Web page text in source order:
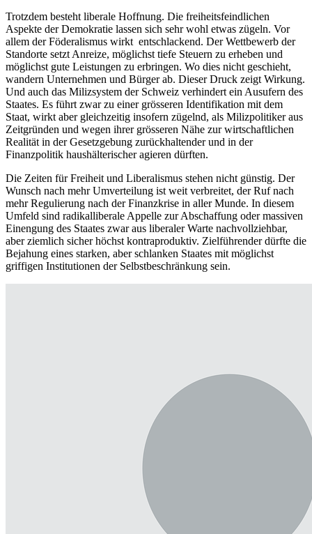
Trotzdem besteht liberale Hoffnung. Die freiheitsfeindlichen
Aspekte der Demokratie lassen sich sehr wohl etwas zügeln. Vor
allem der Föderalismus wirkt entschlackend. Der Wettbewerb der
Standorte setzt Anreize, möglichst tiefe Steuern zu erheben und
möglichst gute Leistungen zu erbringen. Wo dies nicht geschieht,
wandern Unternehmen und Bürger ab. Dieser Druck zeigt Wirkung.
Und auch das Milizsystem der Schweiz verhindert ein Ausufern des
Staates. Es führt zwar zu einer grösseren Identifikation mit dem
Staat, wirkt aber gleichzeitig insofern zügelnd, als Milizpolitiker aus
Zeitgründen und wegen ihrer grösseren Nähe zur wirtschaftlichen
Realität in der Gesetzgebung zurückhaltender und in der
Finanzpolitik haushälterischer agieren dürften.
Die Zeiten für Freiheit und Liberalismus stehen nicht günstig. Der
Wunsch nach mehr Umverteilung ist weit verbreitet, der Ruf nach
mehr Regulierung nach der Finanzkrise in aller Munde. In diesem
Umfeld sind radikalliberale Appelle zur Abschaffung oder massiven
Einengung des Staates zwar aus liberaler Warte nachvollziehbar,
aber ziemlich sicher höchst kontraproduktiv. Zielführender dürfte die
Bejahung eines starken, aber schlanken Staates mit möglichst
griffigen Institutionen der Selbstbeschränkung sein.